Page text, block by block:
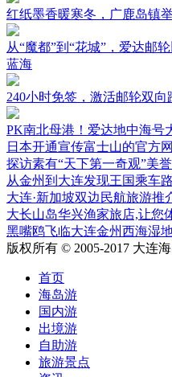
红纸墨香暖寒冬，广鹿岛镇
从“魔都”到“花城”，爱达邮
蓝海
240小时免签，激活邮轮双向
PK南北母港！爱达地中海号
日本开通宣传富士山的官方
探访素有“天下第一奇观”美
从金州到大连发现王国乘车
大连·新加坡双边民航旅游推
大长山岛华兴渔家旅店,让您
黑嘴鸥飞临大连金州西海湿
版权所有 © 2005-2017 大连
首页
海岛游
国内游
出境游
自助游
旅游景点